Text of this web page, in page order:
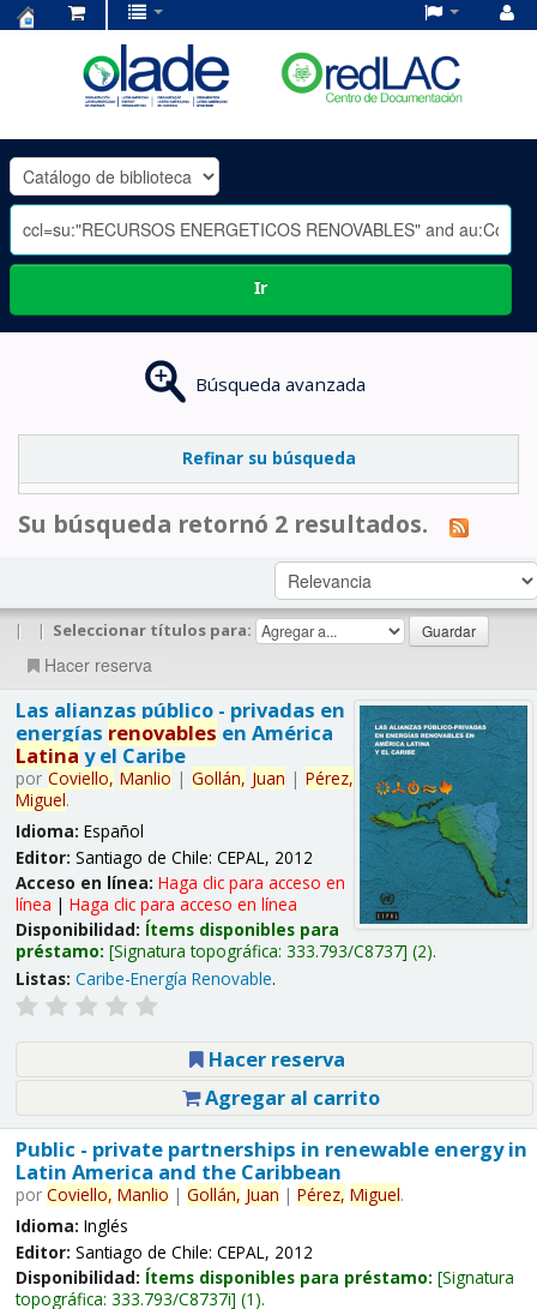
OLADE
-
Ir
Búsqueda avanzada
Refinar su búsqueda
Su búsqueda retornó 2 resultados.
| | Seleccionar títulos para:
Hacer reserva
Las alianzas público - privadas en
energías renovables en América
Latina y el Caribe
por Coviello, Manlio | Gollán, Juan | Pérez,
Miguel.
Idioma: Español
Editor: Santiago de Chile: CEPAL, 2012
Acceso en línea: Haga clic para acceso en
línea | Haga clic para acceso en línea
Disponibilidad: Ítems disponibles para
préstamo: Signatura topográfica: 333.793/C8737 (2).
Listas: Caribe-Energía Renovable.
Hacer reserva
Agregar al carrito
Public - private partnerships in renewable energy in
Latin America and the Caribbean
por Coviello, Manlio | Gollán, Juan | Pérez, Miguel.
Idioma: Inglés
Editor: Santiago de Chile: CEPAL, 2012
Disponibilidad: Ítems disponibles para préstamo: Signatura
topográfica: 333.793/C8737i (1).